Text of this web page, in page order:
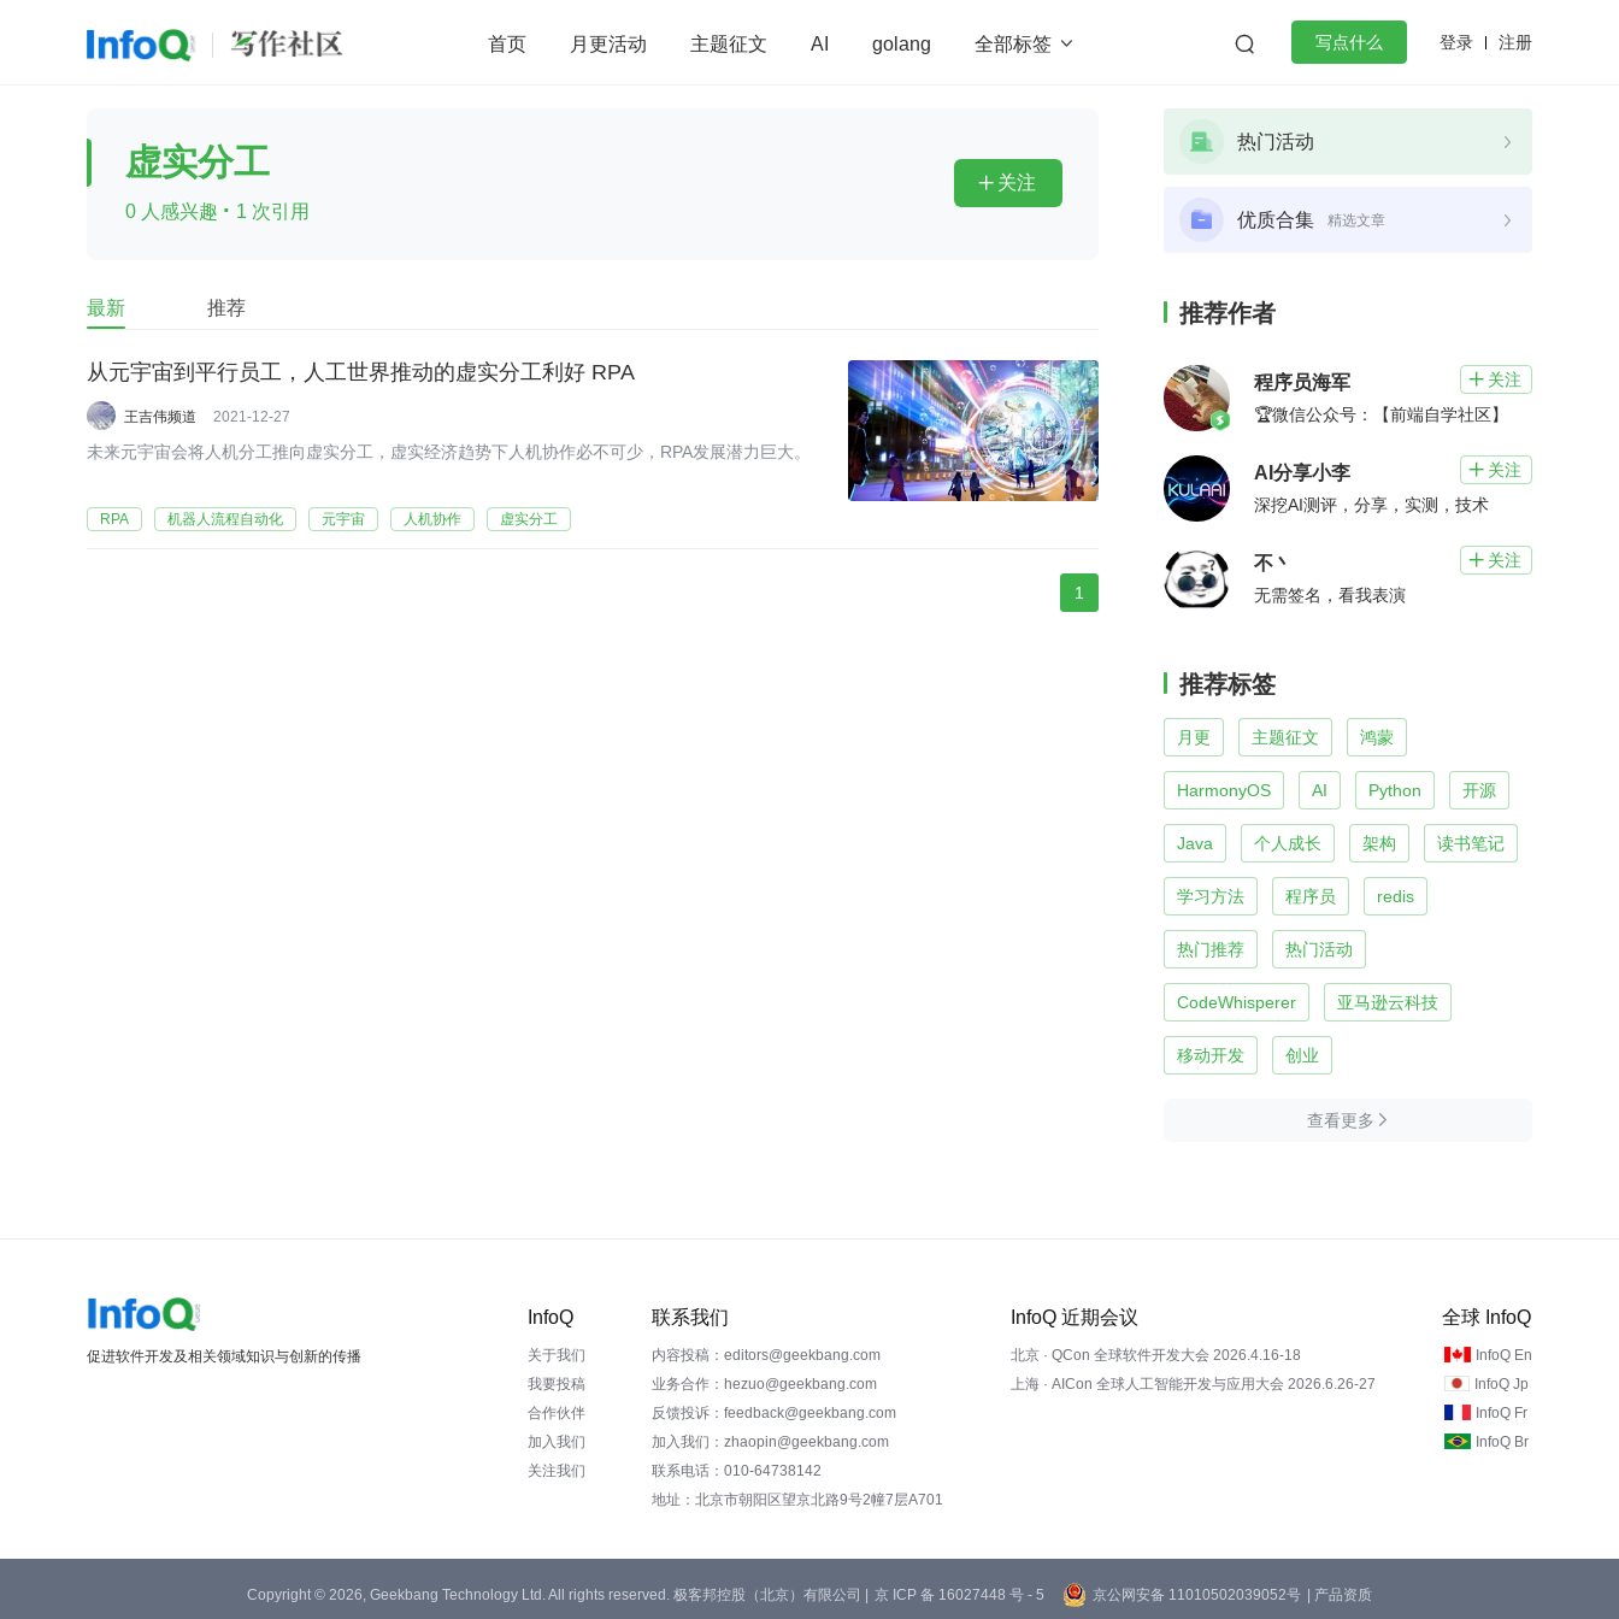
首页 月更活动 主题征文 AI golang 全部标签   写点什么 登录 注册
前端 AI redis
查看更多
虚实分工
0 人感兴趣 · 1 次引用
 关注
最新 推荐
从元宇宙到平行员工，人工世界推动的虚实分工利好 RPA
王吉伟频道 2021-12-27
未来元宇宙会将人机分工推向虚实分工，虚实经济趋势下人机协作必不可少，RPA发展潜力巨大。
RPA 机器人流程自动化 元宇宙 人机协作 虚实分工
1
热门活动
优质合集 精选文章
推荐作者
程序员海军  关注
🏆微信公众号：【前端自学社区】
AI分享小李  关注
深挖AI测评，分享，实测，技术
不丶  关注
无需签名，看我表演
推荐标签
月更 主题征文 鸿蒙
HarmonyOS AI Python 开源
Java 个人成长 架构 读书笔记
学习方法 程序员 redis
热门推荐 热门活动
CodeWhisperer 亚马逊云科技
移动开发 创业
查看更多 
促进软件开发及相关领域知识与创新的传播
InfoQ
关于我们
我要投稿
合作伙伴
加入我们
关注我们
联系我们
内容投稿：editors@geekbang.com
业务合作：hezuo@geekbang.com
反馈投诉：feedback@geekbang.com
加入我们：zhaopin@geekbang.com
联系电话：010-64738142
地址：北京市朝阳区望京北路9号2幢7层A701
InfoQ 近期会议
北京 · QCon 全球软件开发大会 2026.4.16-18
上海 · AICon 全球人工智能开发与应用大会 2026.6.26-27
全球 InfoQ
InfoQ En
InfoQ Jp
InfoQ Fr
InfoQ Br
Copyright © 2026, Geekbang Technology Ltd. All rights reserved. 极客邦控股（北京）有限公司 | 京 ICP 备 16027448 号 - 5 京公网安备 11010502039052号 | 产品资质